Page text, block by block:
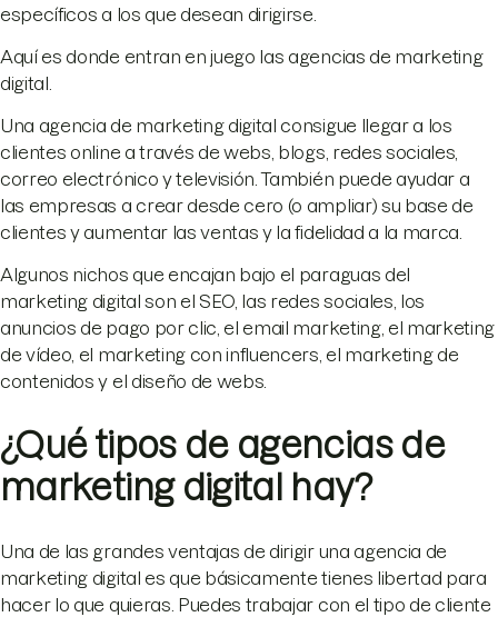
específicos a los que desean dirigirse.
Aquí es donde entran en juego las agencias de marketing
digital.
Una agencia de marketing digital consigue llegar a los
clientes online a través de webs, blogs, redes sociales,
correo electrónico y televisión. También puede ayudar a
las empresas a crear desde cero (o ampliar) su base de
clientes y aumentar las ventas y la fidelidad a la marca.
Algunos nichos que encajan bajo el paraguas del
marketing digital son el SEO, las redes sociales, los
anuncios de pago por clic, el email marketing, el marketing
de vídeo, el marketing con influencers, el marketing de
contenidos y el diseño de webs.
¿Qué tipos de agencias de
marketing digital hay?
Una de las grandes ventajas de dirigir una agencia de
marketing digital es que básicamente tienes libertad para
hacer lo que quieras. Puedes trabajar con el tipo de cliente